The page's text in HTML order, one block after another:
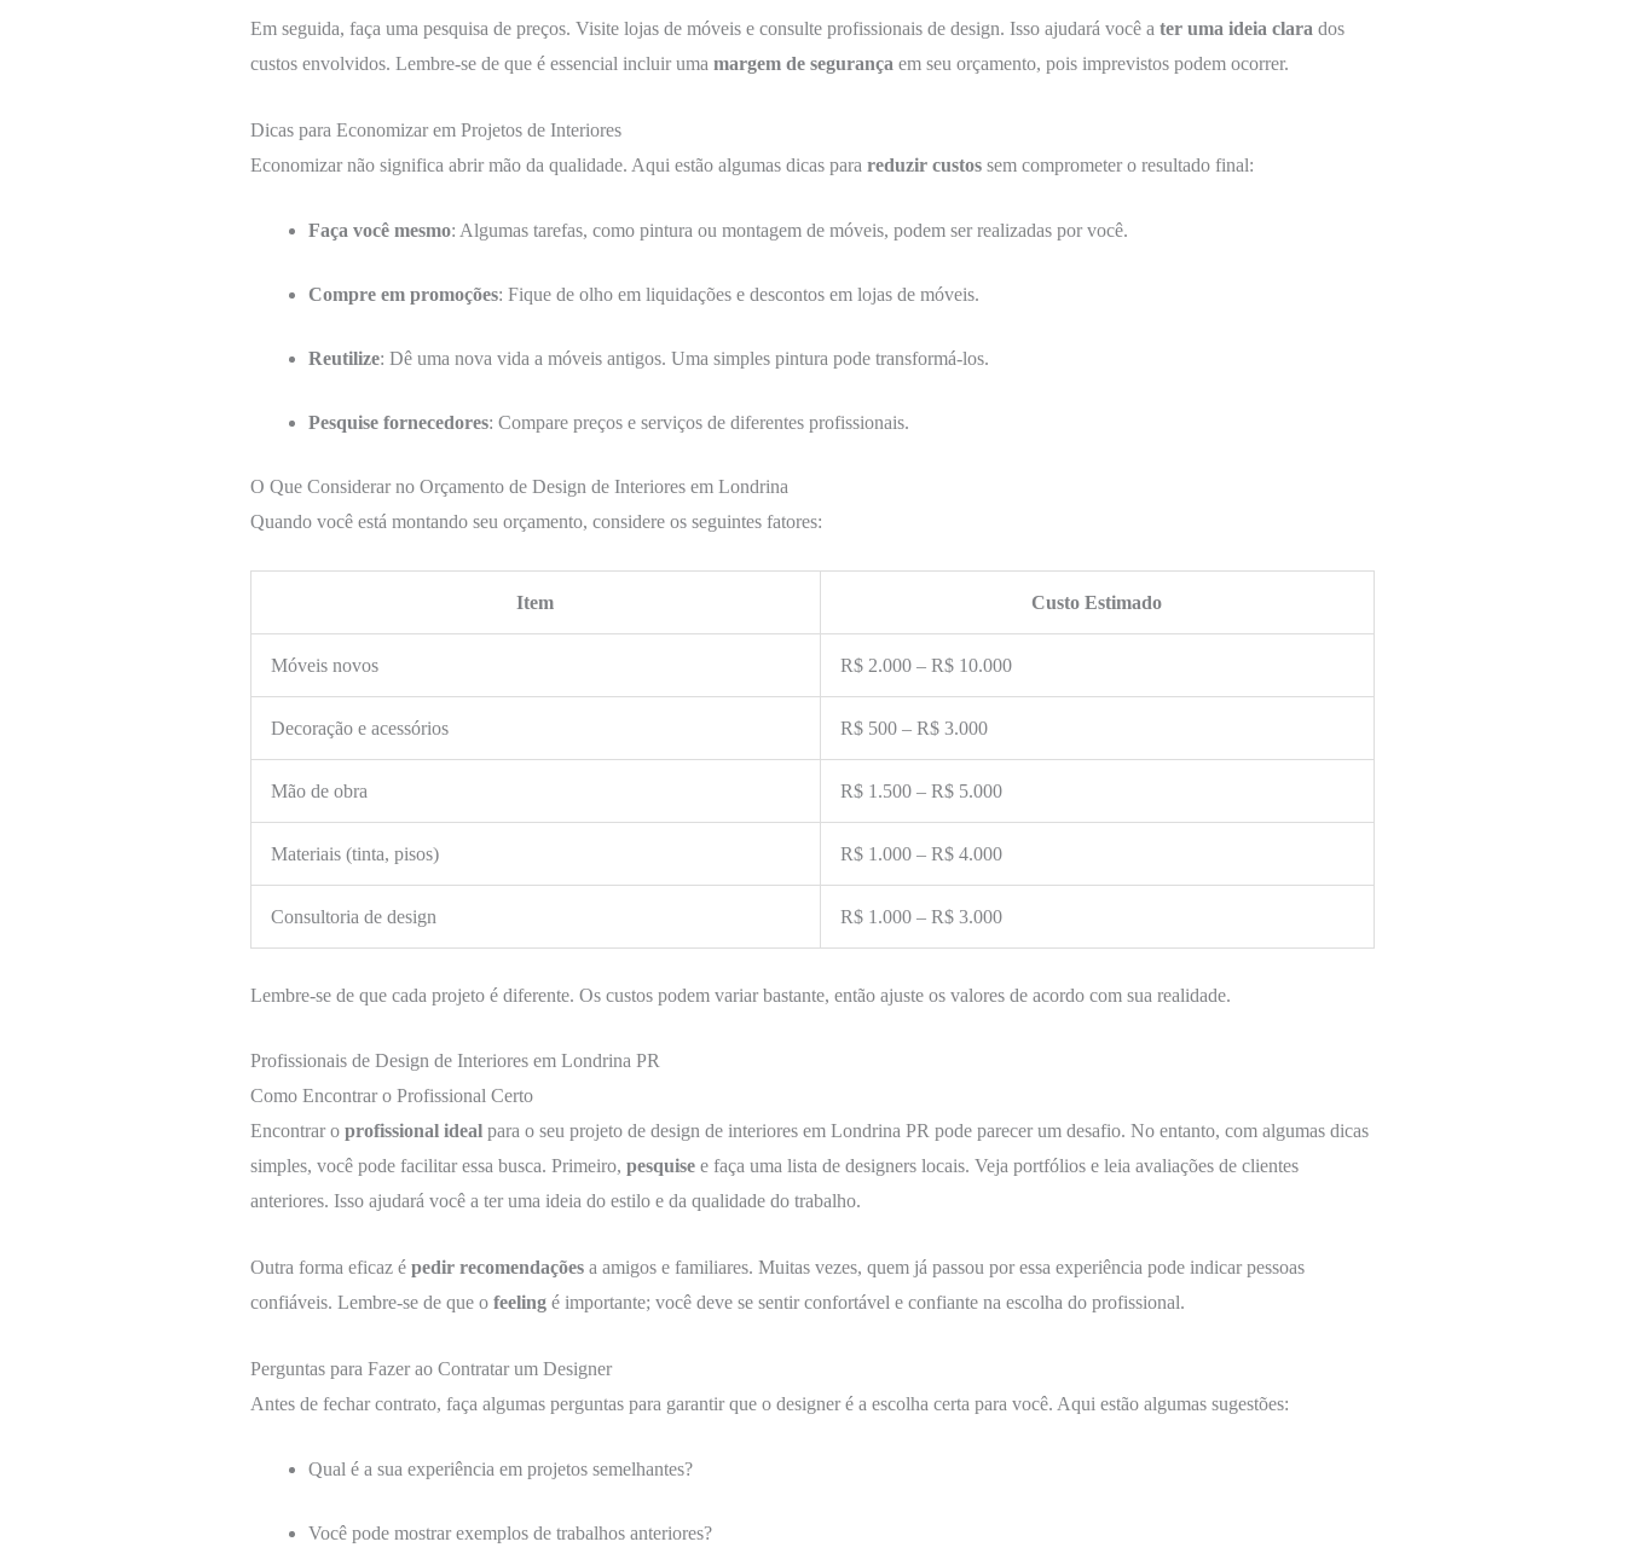
Em seguida, faça uma pesquisa de preços. Visite lojas de móveis e consulte profissionais de design. Isso ajudará você a ter uma ideia clara dos
custos envolvidos. Lembre-se de que é essencial incluir uma margem de segurança em seu orçamento, pois imprevistos podem ocorrer.
Dicas para Economizar em Projetos de Interiores
Economizar não significa abrir mão da qualidade. Aqui estão algumas dicas para reduzir custossem comprometer o resultado final:
Faça você mesmo: Algumas tarefas, como pintura ou montagem de móveis, podem ser realizadas por você.
Compre em promoções: Fique de olho em liquidações e descontos em lojas de móveis.
Reutilize: Dê uma nova vida a móveis antigos. Uma simples pintura pode transformá-los.
Pesquise fornecedores: Compare preços e serviços de diferentes profissionais.
O Que Considerar no Orçamento de Design de Interiores em Londrina
Quando você está montando seu orçamento, considere os seguintes fatores:
Item Custo Estimado
Móveis novos R$ 2.000 – R$ 10.000
Decoração e acessórios R$ 500 – R$ 3.000
Mão de obra R$ 1.500 – R$ 5.000
Materiais (tinta, pisos) R$ 1.000 – R$ 4.000
Consultoria de design R$ 1.000 – R$ 3.000
Lembre-se de que cada projeto é diferente. Os custos podem variar bastante, então ajuste os valores de acordo com sua realidade.
Profissionais de Design de Interiores em Londrina PR
Como Encontrar o Profissional Certo
Encontrar o profissional idealpara o seu projeto de design de interiores em Londrina PR pode parecer um desafio. No entanto, com algumas dicas
simples, você pode facilitar essa busca. Primeiro, pesquisee faça uma lista de designers locais. Veja portfólios e leia avaliações de clientes
anteriores. Isso ajudará você a ter uma ideia do estilo e da qualidade do trabalho.
Outra forma eficaz é pedir recomendaçõesa amigos e familiares. Muitas vezes, quem já passou por essa experiência pode indicar pessoas
confiáveis. Lembre-se de que o feelingé importante; você deve se sentir confortável e confiante na escolha do profissional.
Perguntas para Fazer ao Contratar um Designer
Antes de fechar contrato, faça algumas perguntas para garantir que o designer é a escolha certa para você. Aqui estão algumas sugestões:
Qual é a sua experiência em projetos semelhantes?
Você pode mostrar exemplos de trabalhos anteriores?